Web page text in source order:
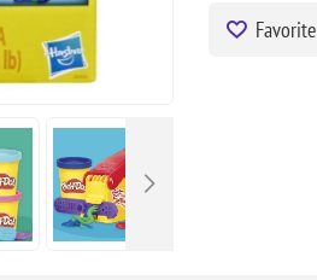
Favorite